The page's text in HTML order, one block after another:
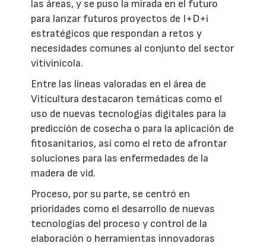
las áreas, y se puso la mirada en el futuro
para lanzar futuros proyectos de I+D+i
estratégicos que respondan a retos y
necesidades comunes al conjunto del sector
vitivinícola.
Entre las líneas valoradas en el área de
Viticultura destacaron temáticas como el
uso de nuevas tecnologías digitales para la
predicción de cosecha o para la aplicación de
fitosanitarios, así como el reto de afrontar
soluciones para las enfermedades de la
madera de vid.
Proceso, por su parte, se centró en
prioridades como el desarrollo de nuevas
tecnologías del proceso y control de la
elaboración o herramientas innovadoras